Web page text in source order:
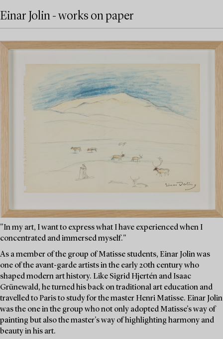
Einar Jolin - works on paper
"In my art, I want to express what I have experienced when I
concentrated and immersed myself."
As a member of the group of Matisse students, Einar Jolin was
one of the avant-garde artists in the early 20th century who
shaped modern art history. Like Sigrid Hjertén and Isaac
Grünewald, he turned his back on traditional art education and
travelled to Paris to study for the master Henri Matisse. Einar Jolin
was the one in the group who not only adopted Matisse's way of
painting but also the master's way of highlighting harmony and
beauty in his art.